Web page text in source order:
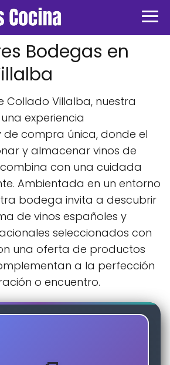
Bodegas en
Collado Villalba, nuestra
experiencia
compra única, donde el
y almacenar vinos de
con una cuidada
Ambientada en un entorno
bodega invita a descubrir
de vinos españoles y
seleccionados con
una oferta de productos
a la perfección
o encuentro.